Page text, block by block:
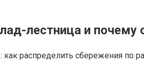
лестница и почему